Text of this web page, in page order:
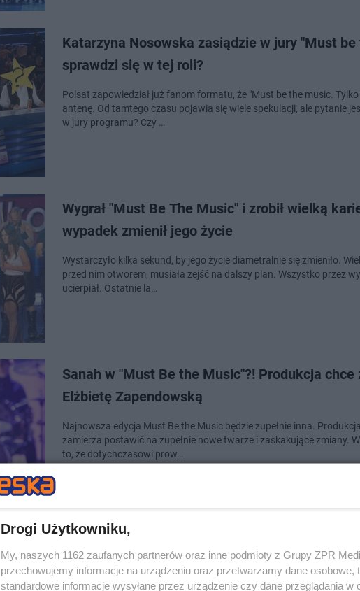
Katarzyna Nosowska zasiądzie w jury "Must
sprawdzi się w tej roli?
Polsat zapowiedział już fanom formatu, że "Must be the music.
antenę. Od tamtego czasu pojawia się wiele spekulacji, ale pytanie
w jury programu? Czy …
Wygrał "Must Be The Music" i zrobił wielką
wypadek zmienił jego życie
Wystarczyło kilka sekund, by jego życie diametralnie się zmieniło.
przed nim otworem, musiała zejść na dalszy plan. Wszystko przez
ucierpiał. Ostatnie la…
Sanah w "Must Be the Music"?! Produkcja chce
Elżbietę Zapendowską
Najnowsza edycja Must Be the Music będzie zupełnie inna.
zamierza postawić na zupełnie nowe twarze i zaskakujące zmiany.
to, że dotychczasowi prow…
Zaskakujące doniesienia o "Must Be The
rywalki w jednym programie?
Drogi Użytkowniku,
My, naszych 1162 zaufanych partnerów oraz inne podmioty z Grupy ZPR
przechowujemy informacje na urządzeniu oraz przetwarzamy dane osobowe,
standardowe informacje wysyłane przez urządzenie czy dane przeglądania w